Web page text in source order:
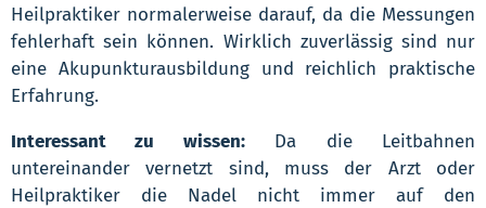
Heilpraktiker normalerweise darauf, da die Messungen
fehlerhaft sein können. Wirklich zuverlässig sind nur
eine Akupunkturausbildung und reichlich praktische
Erfahrung.
Interessant zu wissen:Da die Leitbahnen
untereinander vernetzt sind, muss der Arzt oder
Heilpraktiker die Nadel nicht immer auf den